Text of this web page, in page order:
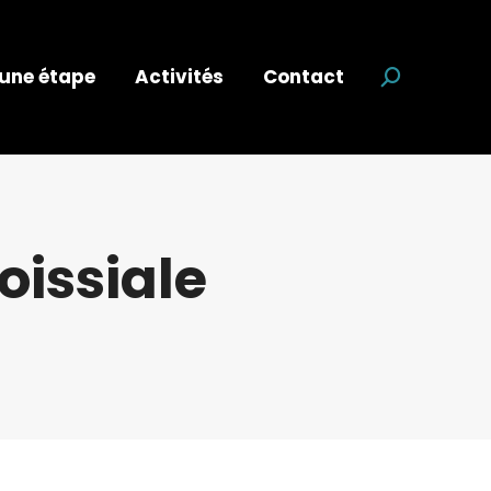
étape Activités Contact Recherche